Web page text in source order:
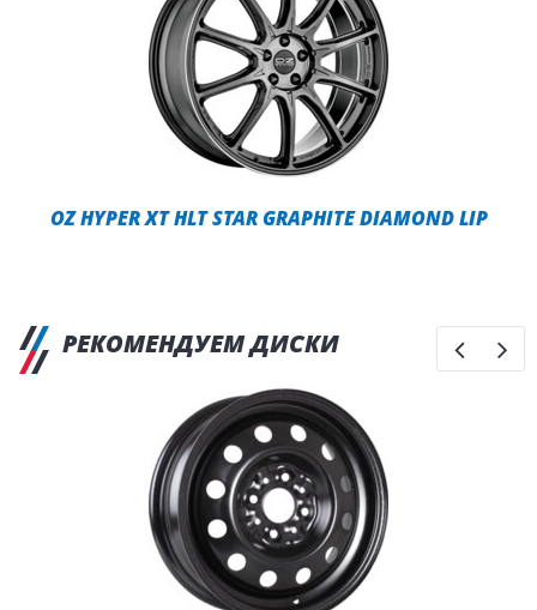
OZ HYPER XT HLT STAR GRAPHITE DIAMOND LIP
РЕКОМЕНДУЕМ ДИСКИ